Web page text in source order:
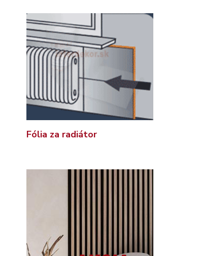
Fólia za radiátor